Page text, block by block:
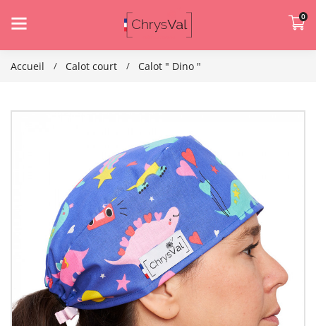
0
Accueil Calot court Calot " Dino "